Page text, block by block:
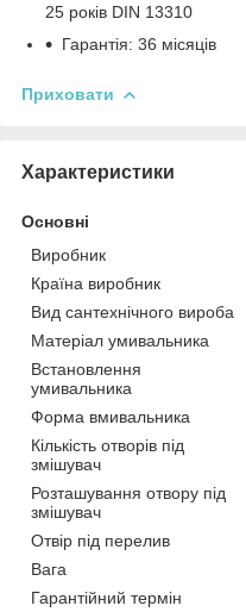
25 років DIN 13310
Гарантія: 36 місяців
Приховати
Характеристики
Основні
Виробник
Країна виробник
Вид сантехнічного вироба
Матеріал умивальника
Встановлення
умивальника
Форма вмивальника
Кількість отворів під
змішувач
Розташування отвору під
змішувач
Отвір під перелив
Вага
Гарантійний термін